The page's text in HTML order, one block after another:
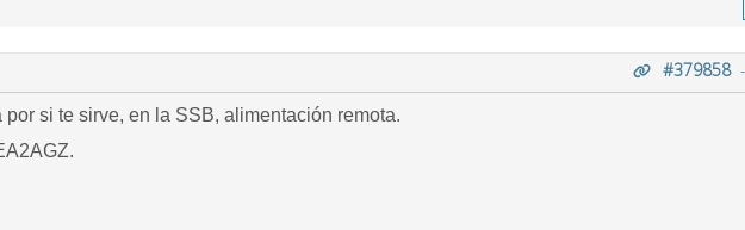
#379858-
por si te sirve, en la SSB, alimentación remota.